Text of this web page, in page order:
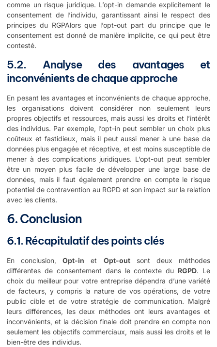
comme un risque juridique. L’opt-in demande explicitement le
consentement de l’individu, garantissant ainsi le respect des
principes du RGPAlors que l’opt-out part du principe que le
consentement est donné de manière implicite, ce qui peut être
contesté.
5.2. Analyse des avantages et
inconvénients de chaque approche
En pesant les avantages et inconvénients de chaque approche,
les organisations doivent considérer non seulement leurs
propres objectifs et ressources, mais aussi les droits et l’intérêt
des individus. Par exemple, l’opt-in peut sembler un choix plus
coûteux et fastidieux, mais il peut aussi mener à une base de
données plus engagée et réceptive, et est moins susceptible de
mener à des complications juridiques. L’opt-out peut sembler
être un moyen plus facile de développer une large base de
données, mais il faut également prendre en compte le risque
potentiel de contravention au RGPD et son impact sur la relation
avec les clients.
6. Conclusion
6.1. Récapitulatif des points clés
En conclusion,Opt-in et Opt-outsont deux méthodes
différentes de consentement dans le contexte du RGPD. Le
choix du meilleur pour votre entreprise dépendra d’une variété
de facteurs, y compris la nature de vos opérations, de votre
public cible et de votre stratégie de communication. Malgré
leurs différences, les deux méthodes ont leurs avantages et
inconvénients, et la décision finale doit prendre en compte non
seulement les objectifs commerciaux, mais aussi les droits et le
bien-être des individus.